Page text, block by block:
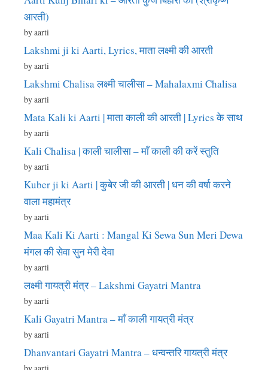
आरती)
by aarti
Lakshmi ji ki Aarti, Lyrics, माता लक्ष्मी की आरती
by aarti
Lakshmi Chalisa लक्ष्मी चालीसा – Mahalaxmi Chalisa
by aarti
Mata Kali ki Aarti | माता काली की आरती | Lyrics के साथ
by aarti
Kali Chalisa | काली चालीसा – माँ काली की करें स्तुति
by aarti
Kuber ji ki Aarti | कुबेर जी की आरती | धन की वर्षा करने
वाला महामंत्र
by aarti
Maa Kali Ki Aarti : Mangal Ki Sewa Sun Meri Dewa
मंगल की सेवा सुन मेरी देवा
by aarti
लक्ष्मी गायत्री मंत्र – Lakshmi Gayatri Mantra
by aarti
Kali Gayatri Mantra – माँ काली गायत्री मंत्र
by aarti
Dhanvantari Gayatri Mantra – धन्वन्तरि गायत्री मंत्र